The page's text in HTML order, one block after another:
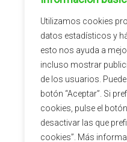
Utilizamos cookies
datos estadísticos y
esto nos ayuda a
incluso mostrar
de los usuarios.
botón “Aceptar”. Si
cookies, pulse el
desactivar las que
cookies”. Más
09:00h –
15:00h – 18:00h